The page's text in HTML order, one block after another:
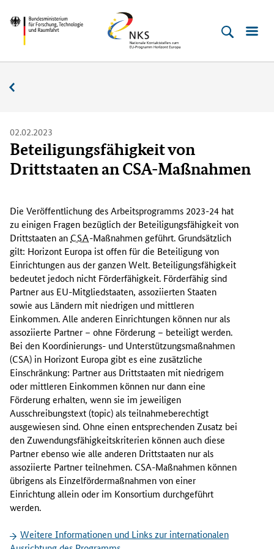
zum
Inhalt
(Eingabetaste)
zum
Hauptmenu
(Eingabetaste)
zur
Suche
(Eingabetaste)
zur
Fußleiste
(Enter)
Bundesministerium
Technologie
Horizont
Europa
02.02.2023
Beteiligungsfähigkeit von
Drittstaaten an CSA-Maßnahmen
i
e
V
e
r
ö
f
f
e
n
t
l
i
c
h
u
n
g
d
e
s
A
r
e
Die Veröffentlichung des Arbeitsprogramms 2023-24 hat
zu einigen Fragen bezüglich der Beteiligungsfähigkeit von
Drittstaaten an CSA-Maßnahmen geführt. Grundsätzlich
gilt: Horizont Europa ist offen für die Beteiligung von
Einrichtungen aus der ganzen Welt. Beteiligungsfähigkeit
bedeutet jedoch nicht Förderfähigkeit. Förderfähig sind
Partner aus EU-Mitgliedstaaten, assoziierten Staaten
sowie aus Ländern mit niedrigen und mittleren
Einkommen. Alle anderen Einrichtungen können nur als
assoziierte Partner – ohne Förderung – beteiligt werden.
Bei den Koordinierungs- und Unterstützungsmaßnahmen
(CSA) in Horizont Europa gibt es eine zusätzliche
Einschränkung: Partner aus Drittstaaten mit niedrigem
oder mittleren Einkommen können nur dann eine
Förderung erhalten, wenn sie im jeweiligen
Ausschreibungstext (topic) als teilnahmeberechtigt
ausgewiesen sind. Ohne einen entsprechenden Zusatz bei
den Zuwendungsfähigkeitskriterien können auch diese
Partner ebenso wie alle anderen Drittstaaten nur als
assoziierte Partner teilnehmen. CSA-Maßnahmen können
übrigens als Einzelfördermaßnahmen von einer
Einrichtung allein oder im Konsortium durchgeführt
werden.
Weitere Informationen und Links zur internationalen